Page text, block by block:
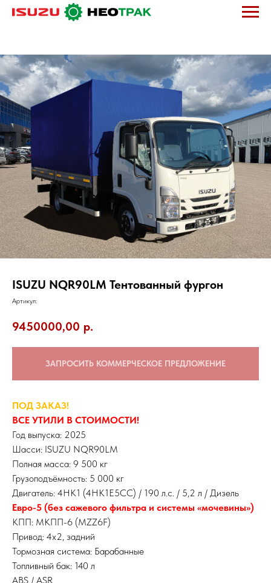
ISUZU NQR90LM Тентованный фургон
Артикул:
9450000,00 р.
ЗАПРОСИТЬ КОММЕРЧЕСКОЕ ПРЕДЛОЖЕНИЕ
ПОД ЗАКАЗ!
ВСЕ УТИЛИ В СТОИМОСТИ!
Год выпуска: 2025
Шасси: ISUZU NQR90LM
Полная масса: 9 500 кг
Грузоподъёмность: 5 000 кг
Двигатель: 4HK1 (4HK1E5CC) / 190 л.с. / 5,2 л / Дизель
Евро-5 (без сажевого фильтра и системы «мочевины»)
КПП: МКПП-6 (MZZ6F)
Привод: 4х2, задний
Тормозная система: Барабанные
Топливный бак: 140 л
ABS / ASR